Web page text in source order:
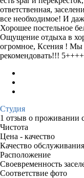
ответственная,
все необходимое! И
Хорошее постельное
Ощущение отдыха в
огромное, Ксения ! Мы
рекомендовать!!!
Студия
1 отзыв о проживании
Чистота
Цена - качество
Качество обслуживания
Расположение
Своевременность
Соответствие фото